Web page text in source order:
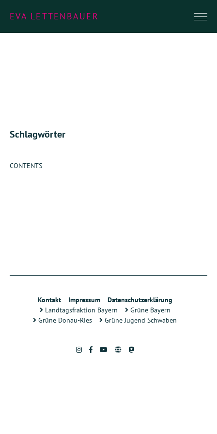
EVA LETTENBAUER
Schlagwörter
CONTENTS
Kontakt Impressum
Datenschutzerklärung
Landtagsfraktion Bayern
Grüne Bayern
Grüne Donau-Ries
Grüne Jugend Schwaben